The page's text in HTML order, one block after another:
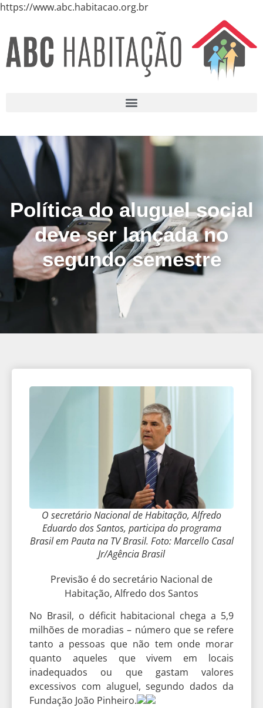
https://www.abc.habitacao.org.br
Política do aluguel social
deve ser lançada no
segundo semestre
O secretário Nacional de Habitação, Alfredo
Eduardo dos Santos, participa do programa
Brasil em Pauta na TV Brasil. Foto: Marcello Casal
Jr/Agência Brasil
Previsão é do secretário Nacional de
Habitação, Alfredo dos Santos
No Brasil, o déficit habitacional chega a 5,9
milhões de moradias – número que se refere
tanto a pessoas que não tem onde morar
quanto aqueles que vivem em locais
inadequados ou que gastam valores
excessivos com aluguel, segundo dados da
Fundação João Pinheiro.